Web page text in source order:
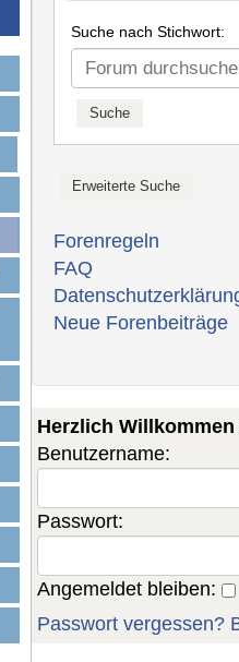
Suche nach Stichwort:
Forenregeln
FAQ
Neue Forenbeiträge
Herzlich
Benutzername:
Passwort:
Angemeldet bleiben:
Passwort vergessen?